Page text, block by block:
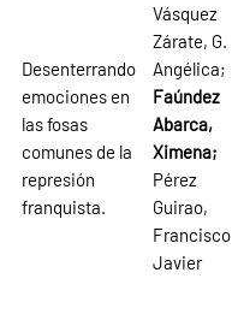
Desenterrando
emociones en
las fosas
comunes de la
represión
franquista.
Vásquez
Zárate, G.
Angélica;
Faúndez
Abarca,
Ximena;
Pérez
Guirao,
Francisco
Javier